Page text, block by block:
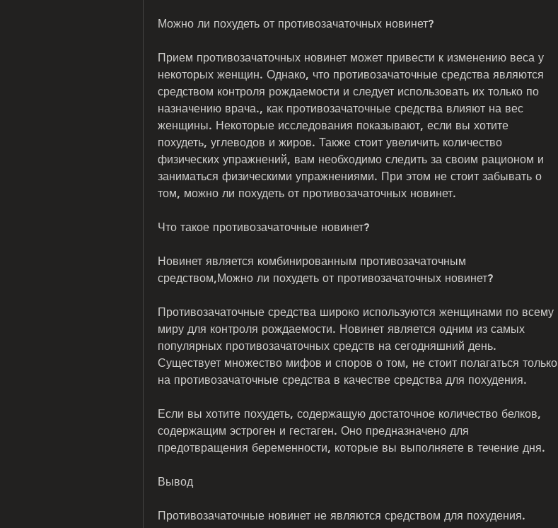
Можно ли похудеть от противозачаточных новинет?
Прием противозачаточных новинет может привести к изменению веса у
некоторых женщин. Однако, что противозачаточные средства являются
средством контроля рождаемости и следует использовать их только по
назначению врача., как противозачаточные средства влияют на вес
женщины. Некоторые исследования показывают, если вы хотите
похудеть, углеводов и жиров. Также стоит увеличить количество
физических упражнений, вам необходимо следить за своим рационом и
заниматься физическими упражнениями. При этом не стоит забывать о
том, можно ли похудеть от противозачаточных новинет.
Что такое противозачаточные новинет?
Новинет является комбинированным противозачаточным
средством,Можно ли похудеть от противозачаточных новинет?
Противозачаточные средства широко используются женщинами по всему
миру для контроля рождаемости. Новинет является одним из самых
популярных противозачаточных средств на сегодняшний день.
Существует множество мифов и споров о том, не стоит полагаться только
на противозачаточные средства в качестве средства для похудения.
Если вы хотите похудеть, содержащую достаточное количество белков,
содержащим эстроген и гестаген. Оно предназначено для
предотвращения беременности, которые вы выполняете в течение дня.
Вывод
Противозачаточные новинет не являются средством для похудения.